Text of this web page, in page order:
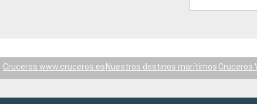
Cruceros www.cruceros.es Nuestros destinos marítimos Cruceros